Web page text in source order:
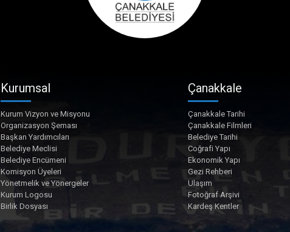
Kurumsal
Kurum Vizyon ve Misyonu
Organizasyon Şeması
Başkan Yardımcıları
Belediye Meclisi
Belediye Encümeni
Komisyon Üyeleri
Yönetmelik ve Yönergeler
Kurum Logosu
Birlik Dosyası
Çanakkale
Çanakkale Tarihi
Çanakkale Filmleri
Belediye Tarihi
Coğrafi Yapı
Ekonomik Yapı
Gezi Rehberi
Ulaşım
Fotoğraf Arşivi
Kardeş Kentler